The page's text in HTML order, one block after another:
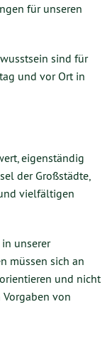
für unseren
sind für
und vor Ort in
eigenständig
der Großstädte,
vielfältigen
unserer
müssen sich an
und nicht
von